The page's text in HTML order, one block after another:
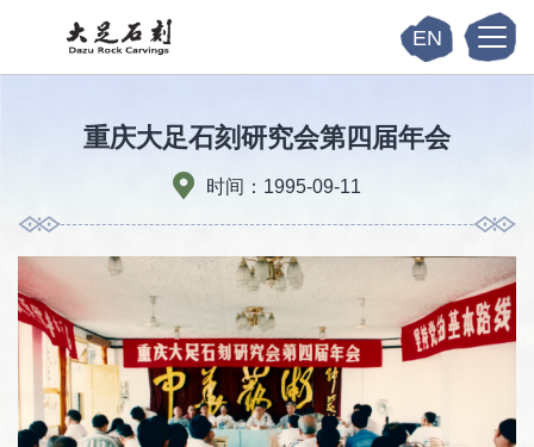
EN
重庆大足石刻研究会第四届年会
时间：1995-09-11